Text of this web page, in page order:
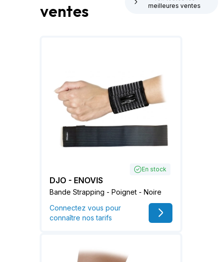
ventes
meilleures ventes
En stock
DJO - ENOVIS
Bande Strapping - Poignet - Noire
Connectez vous pour
connaître nos tarifs